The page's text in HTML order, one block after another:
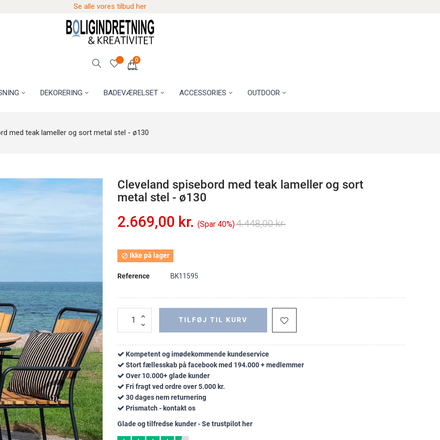
Se alle vores tilbud her
0
DEKORERING BADEVÆRELSET ACCESSORIES OUTDOOR
med teak lameller og sort metal stel - ø130
Cleveland spisebord med teak lameller og sort
metal stel - ø130
2.669,00 kr. Spar 40% 4.448,00 kr.
 Ikke på lager
Reference BK11595
TILFØJ TIL KURV
Kompetent og imødekommende kundeservice
Stort fællesskab på facebook med 194.000 + medlemmer
Over 10.000+ glade kunder
Fri fragt ved ordre over 5.000 kr.
30 dages nem returnering
Prismatch - kontakt os
Glade og tilfredse kunder - Se trustpilot her